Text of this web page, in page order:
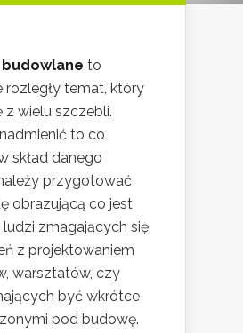
to
rozległy temat, który
z wielu szczebli.
to co
skład danego
przygotować
obrazującą co jest
zmagających się
z projektowaniem
warsztatów, czy
być wkrótce
pod budowę.